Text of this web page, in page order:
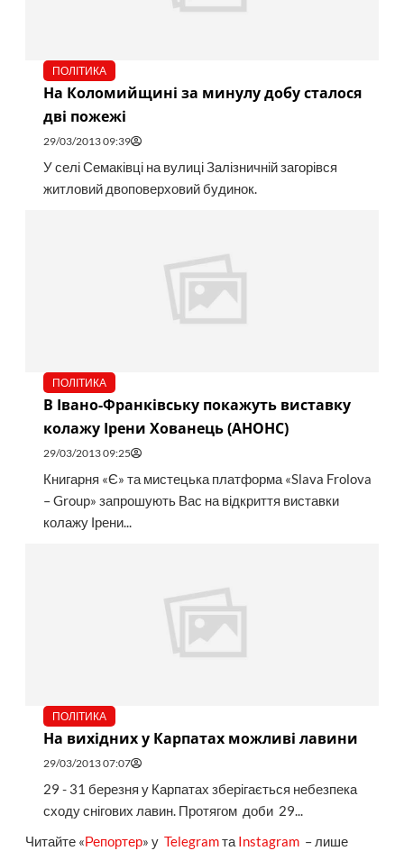
ПОЛІТИКА
На Коломийщині за минулу добу сталося
дві пожежі
29/03/2013 09:39
У селі Семаківці на вулиці Залізничній загорівся
житловий двоповерховий будинок.
ПОЛІТИКА
В Івано-Франківську покажуть виставку
колажу Ірени Хованець (АНОНС)
29/03/2013 09:25
Книгарня «Є» та мистецька платформа «Slava Frolova
– Group» запрошують Вас на відкриття виставки
колажу Ірени...
ПОЛІТИКА
На вихідних у Карпатах можливі лавини
29/03/2013 07:07
29 - 31 березня у Карпатах зберігається небезпека
сходу снігових лавин. Протягом доби 29...
Читайте «Репортер» у Telegramта Instagram– лише